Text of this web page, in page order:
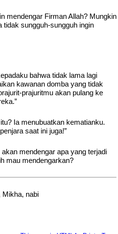
mendengar Firman Allah? Mungkin
tidak sungguh-sungguh ingin
bahwa tidak lama lagi
kawanan domba yang tidak
prajuritmu akan pulang ke
Ia menubuatkan kematianku.
saat ini juga!”
mendengar apa yang terjadi
mau mendengarkan?
Mikha, nabi